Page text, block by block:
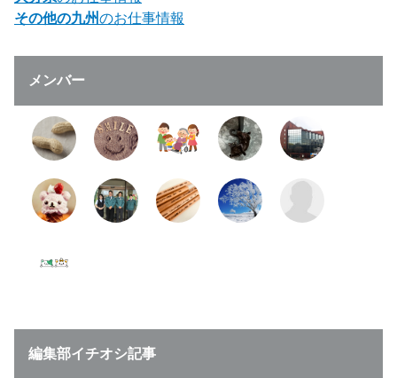
その他の九州のお仕事情報
メンバー
編集部イチオシ記事